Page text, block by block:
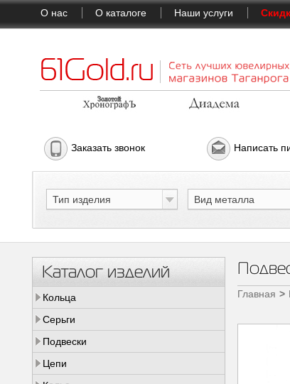
О нас О каталоге Наши услуги
Заказать звонок Написать
Тип изделия Вид металла
Каталог изделий
Кольца
Серьги
Подвески
Цепи
Главная